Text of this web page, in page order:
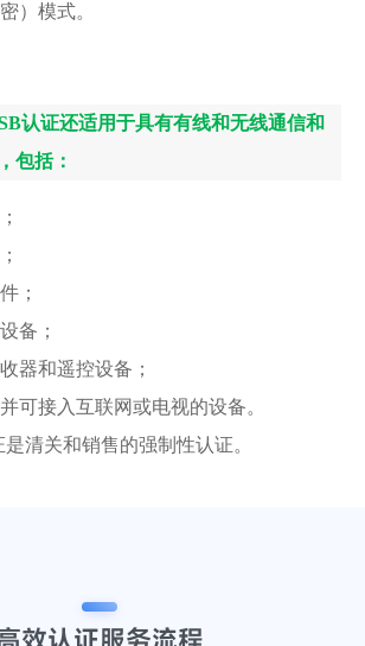
）模式。
认证还适用于具有有线和无线通信和
包括：
；
备；
器和遥控设备；
可接入互联网或电视的设备。
清关和销售的强制性认证。